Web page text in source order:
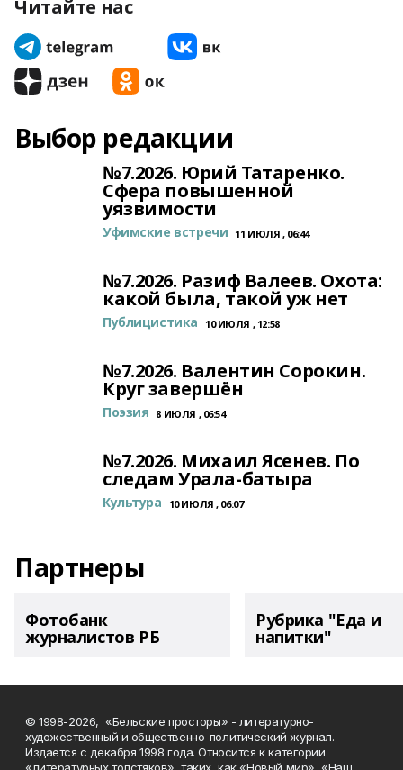
Читайте нас
Выбор редакции
№7.2026. Юрий Татаренко.
Сфера повышенной
уязвимости
Уфимские встречи 11 ИЮЛЯ , 06:44
№7.2026. Разиф Валеев. Охота:
какой была, такой уж нет
Публицистика 10 ИЮЛЯ , 12:58
№7.2026. Валентин Сорокин.
Круг завершён
Поэзия 8 ИЮЛЯ , 06:54
№7.2026. Михаил Ясенев. По
следам Урала-батыра
Культура 10 ИЮЛЯ , 06:07
Партнеры
Фотобанк
журналистов РБ
Рубрика "Еда и
напитки"
© 1998-2026, «Бельские просторы» - литературно-
художественный и общественно-политический журнал.
Издается с декабря 1998 года. Относится к категории